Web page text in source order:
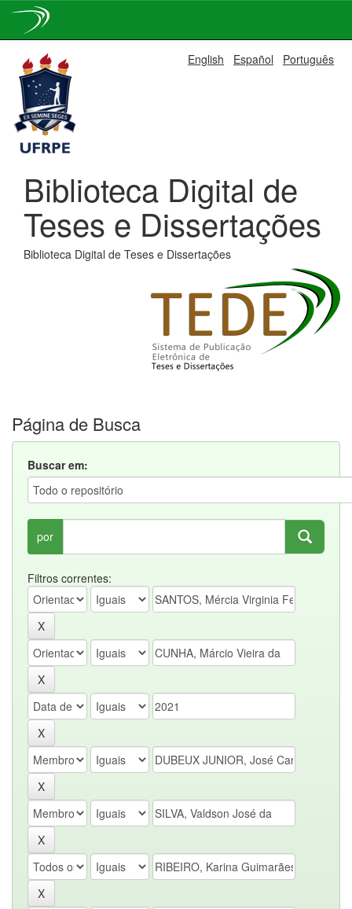
navigation
English Español Português
Biblioteca Digital de
Teses e Dissertações
Biblioteca Digital de Teses e Dissertações
Página de Busca
Buscar em:
por
Filtros correntes: